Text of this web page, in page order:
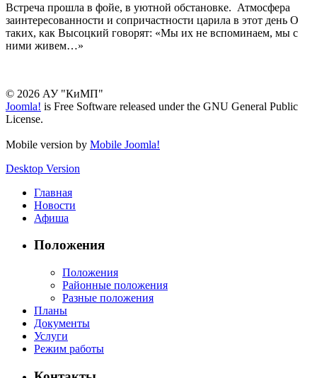
Встреча прошла в фойе, в уютной обстановке. Атмосфера
заинтересованности и сопричастности царила в этот день О
таких, как Высоцкий говорят: «Мы их не вспоминаем, мы с
ними живем…»
© 2026 АУ "КиМП"
Joomla! is Free Software released under the GNU General Public
License.
Mobile version by Mobile Joomla!
Desktop Version
Главная
Новости
Афиша
Положения
Положения
Районные положения
Разные положения
Планы
Документы
Услуги
Режим работы